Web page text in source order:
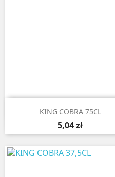
 Aperçu rapide
KING COBRA 75CL
5,04 zł